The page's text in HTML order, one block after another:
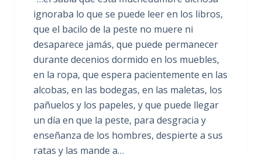
ignoraba lo que se puede leer en los libros,
que el bacilo de la peste no muere ni
desaparece jamás, que puede permanecer
durante decenios dormido en los muebles,
en la ropa, que espera pacientemente en las
alcobas, en las bodegas, en las maletas, los
pañuelos y los papeles, y que puede llegar
un día en que la peste, para desgracia y
enseñanza de los hombres, despierte a sus
ratas y las mande a…